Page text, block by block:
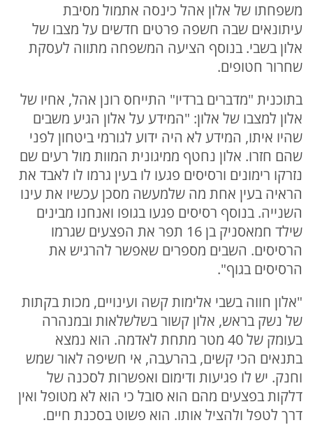
משפחתו של אלון אהל כינסה אתמול מסיבת
עיתונאים שבה חשפה פרטים חדשים על מצבו של
אלון בשבי. בנוסף הציעה המשפחה מתווה לעסקת
שחרור חטופים.
בתוכנית "מדברים ברדיו" התייחס רונן אהל, אחיו של
אלון למצבו של אלון: "המידע על אלון הגיע משבים
שהיו איתו, המידע לא היה ידוע לגורמי ביטחון לפני
שהם חזרו. אלון נחטף ממיגונית המוות מול רעים שם
נזרקו רימונים ורסיסים פגעו לו בעין גרמו לו לאבד את
הראיה בעין אחת מה שלמעשה מסכן עכשיו את עינו
השנייה. בנוסף רסיסים פגעו בגופו ואנחנו מבינים
שילד חמאסניק בן 16 תפר את הפצעים שגרמו
הרסיסים. השבים מספרים שאפשר להרגיש את
הרסיסים בגוף".
"אלון חווה בשבי אלימות קשה ועינויים, מכות בקתות
של נשק בראש, אלון קשור בשלשלאות ובמנהרה
בעומק של 40 מטר מתחת לאדמה. הוא נמצא
בתנאים הכי קשים, בהרעבה, אי חשיפה לאור שמש
וחנק. יש לו פגיעות ודימום ואפשרות לסכנה של
דלקות בפצעים מהם הוא סובל כי הוא לא מטופל ואין
דרך לטפל ולהציל אותו. הוא פשוט בסכנת חיים.